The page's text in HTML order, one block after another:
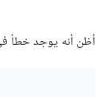
أظن أنه يوجد خطأ